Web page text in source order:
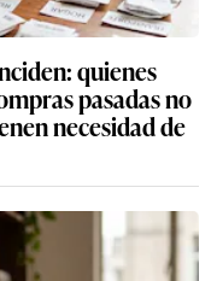
quienes
pasadas no
necesidad de